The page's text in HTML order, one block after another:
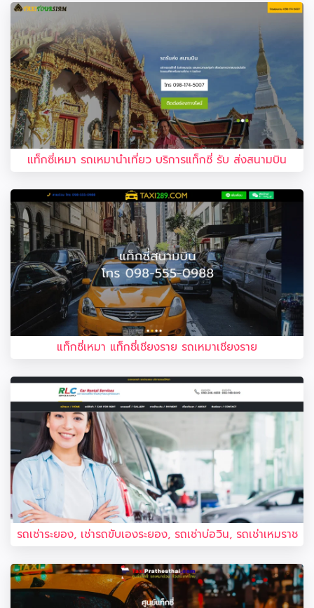
แท็กซี่เหมา รถเหมานำเที่ยว บริการแท็กซี่ รับ ส่งสนามบิน
แท็กซี่เหมา แท็กซี่เชียงราย รถเหมาเชียงราย
รถเช่าระยอง, เช่ารถขับเองระยอง, รถเช่าบ่อวิน, รถเช่าเหมราช